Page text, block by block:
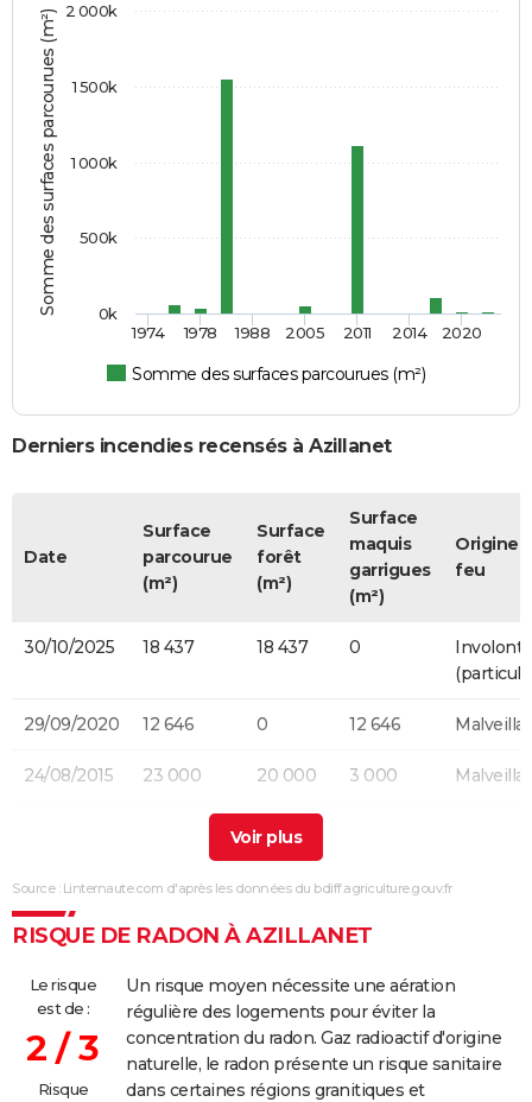
Somme des surfaces parcourues (m²)
Somme des surfaces parcourues (m²)
1974 1978 1988 2005 2011 2014 2020
0k
500k
1 000k
1 500k
2 000k
Derniers incendies recensés à Azillanet
Date
Surface
parcourue
(m²)
Surface
forêt
(m²)
Surface
maquis
garrigues
(m²)
Origine
feu
30/10/2025 18 437 18 437 0
29/09/2020 12 646 0 12 646
24/08/2015 23 000 20 000 3 000
10/08/2015 150 150 0
24/07/2015 1 200 0 1 200
16/07/2015 13 000 3 000 10 000
12/04/2015 2 500 2 000 0
Source : Linternaute.com d'après les données du bdiff.agriculture.gouv.fr
RISQUE DE RADON À AZILLANET
Le risque
est de :
2 / 3
Risque
Un risque moyen nécessite une aération
régulière des logements pour éviter la
concentration du radon. Gaz radioactif d'origine
naturelle, le radon présente un risque sanitaire
dans certaines régions granitiques et